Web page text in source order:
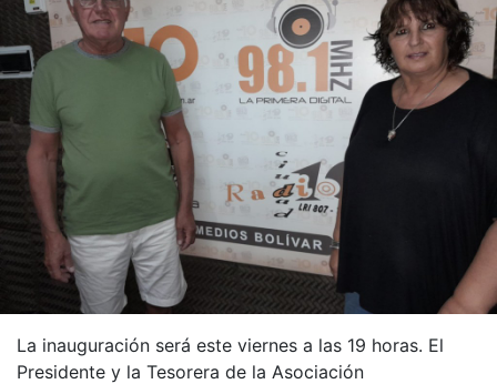
La inauguración será este viernes a las 19 horas. El
Presidente y la Tesorera de la Asociación